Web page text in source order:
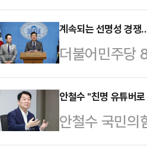
끝났는데, 조
말했다.김 의
기 전까지 한
상으로 얘기하
이후…
감사를 받은
했다.김용태
간 30분 가량
인 부분을 두
게 매우 중요
감사라는 것이
께서 이런 부
계속되는 선명성 경
더불어민주당
의원과 정청래
차단과 정당해
지 나왔다.민
기자회견을 열
안철수 "친명 유튜버
안철수 국민의
도리하겠다는